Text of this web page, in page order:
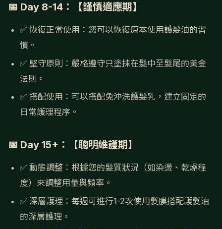
📅 Day 8-14：【謹慎適應期】
✅ 恢復正常使用：您可以恢復原本使用護髮油的習
慣。
✅ 堅守原則：嚴格遵守只塗抹在髮中至髮尾的黃金
法則。
✅ 搭配使用：可以搭配免沖洗護髮乳，建立固定的
日常護理程序。
📅 Day 15+：【聰明維護期】
✅ 動態調整：根據您的髮質狀況（如染燙、乾燥程
度）來調整用量與頻率。
✅ 深層護理：每週可進行1-2次使用髮膜搭配護髮油
的深層護理。